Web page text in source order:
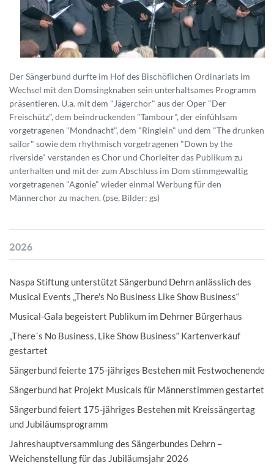
Der Sängerbund durfte im Hof des Bischöflichen Ordinariats im
Wechsel mit den Domsingknaben sein unterhaltsames Programm
präsentieren. U.a. mit dem "Jägerchor" aus der Oper "Der
Freischütz", dem beindruckenden "Tambour", der einfühlsam
vorgetragenen "Mondnacht", dem "Ringlein" und dem "The drunken
sailor" sowie dem rhythmisch vorgetragenen "Down by the
riverside" verstanden es Chor und Chorleiter das Publikum zu
unterhalten und mit der zum Abschluss im Dom stimmgewaltig
vorgetragenen "Agonie" wieder einmal Werbung für den
Männerchor zu machen. (pse, Bilder: gs)
2026
Naspa Stiftung unterstützt Sängerbund Dehrn anlässlich des
Musical Events „There's No Business Like Show Business“
Musical-Gala begeistert Publikum im Dehrner Bürgerhaus
„There´s No Business, Like Show Business“ Kartenverkauf
gestartet
Sängerbund feierte 175-jähriges Bestehen mit Festwochenende
Sängerbund hat Projekt Musicals für Männerstimmen gestartet
Sängerbund feiert 175-jähriges Bestehen mit Kreissängertag
und Jubiläumsprogramm
Jahreshauptversammlung des Sängerbundes Dehrn –
Weichenstellung für das Jubiläumsjahr 2026